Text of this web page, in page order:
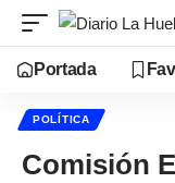
Portada
POLÍTICA
Comisión